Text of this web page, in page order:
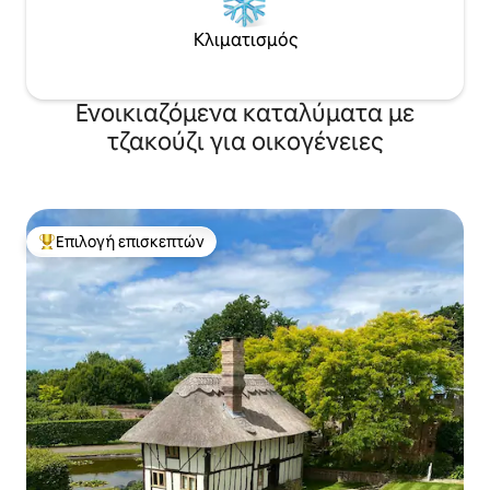
Κλιματισμός
Ενοικιαζόμενα καταλύματα με
τζακούζι για οικογένειες
Κορυφαία επιλογή επισκεπτών
Επιλογή επισκεπτών